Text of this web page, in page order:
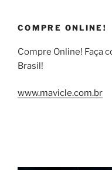
COMPRE ONLINE!
Compre Online! Faça
Brasil!
www.mavicle.com.br